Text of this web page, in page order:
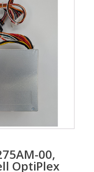
00,
OptiPlex